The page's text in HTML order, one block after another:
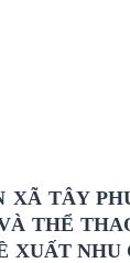
XÃ TÂY
THỂ
XUẤT